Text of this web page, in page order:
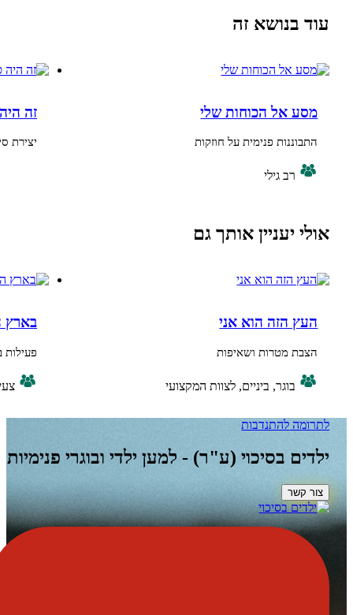
זה
אל הכוחות שלי
פנימית על חוזקות
זה היה סיפור
יצירת סיפור של
אותך גם
הזה הוא אני
מטרות ושאיפות
בוגר, ביניים, לצוות המקצועי
בארץ הפפים
פעילות בליווי סיפור
להתנדבות
בסיכוי (ע"ר) - למען ילדי ובוגרי פנימיות